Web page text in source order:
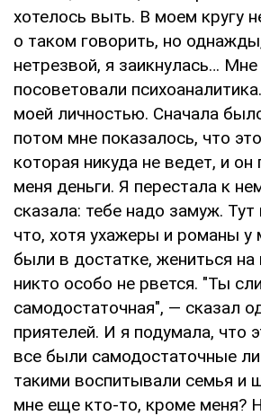
хотелось выть. В моем кругу
о таком говорить, но
нетрезвой, я заикнулась…
посоветовали
моей личностью. Сначала
потом мне показалось, что
которая никуда не ведет, и он
меня деньги. Я перестала к
сказала: тебе надо замуж.
что, хотя ухажеры и романы у
были в достатке, жениться на
никто особо не рвется. "Ты
самодостаточная", — сказал
приятелей. И я подумала, что
все были самодостаточные
такими воспитывали семья и
мне еще кто-то, кроме меня?